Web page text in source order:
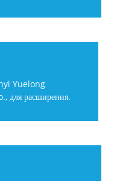
Yuelong
для расширения.